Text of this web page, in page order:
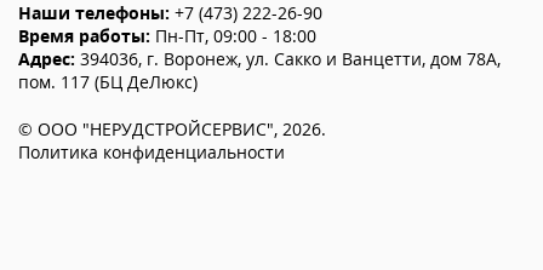
Наши телефоны: +7 (473) 222-26-90
Время работы: Пн-Пт, 09:00 - 18:00
Адрес: 394036, г. Воронеж, ул. Сакко и Ванцетти, дом 78А,
пом. 117 (БЦ ДеЛюкс)
© ООО "НЕРУДСТРОЙСЕРВИС", 2026.
Политика конфиденциальности